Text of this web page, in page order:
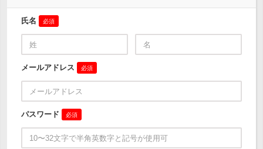
氏名 必須
メールアドレス 必須
パスワード 必須